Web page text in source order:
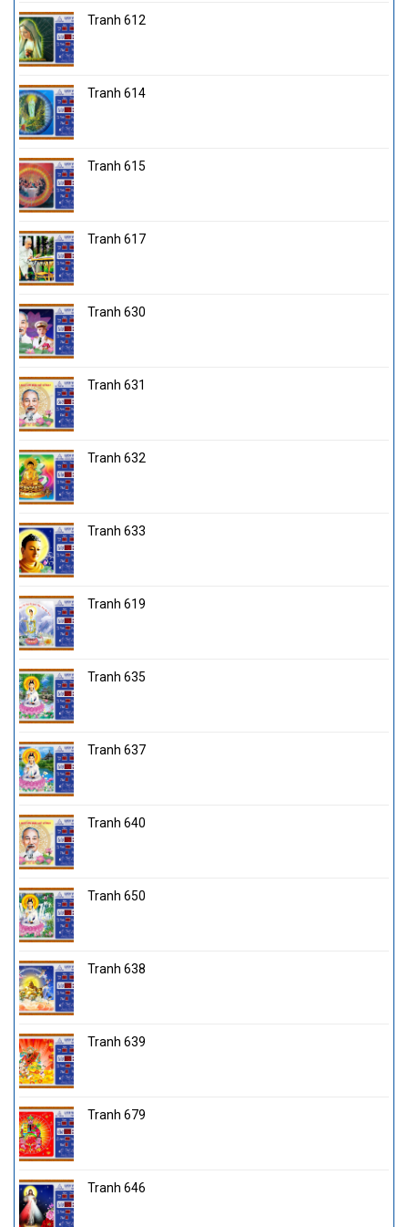
Tranh 612
Tranh 614
Tranh 615
Tranh 617
Tranh 630
Tranh 631
Tranh 632
Tranh 633
Tranh 619
Tranh 635
Tranh 637
Tranh 640
Tranh 650
Tranh 638
Tranh 639
Tranh 679
Tranh 646